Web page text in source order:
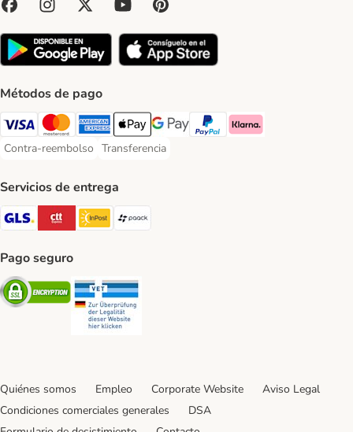
Métodos de pago
Visa Payment Method
Mastercard Payment Method
American Express Payment Method
Apple Pay Payment Method
Google Pay Payment Method
PayPal Payment Method
Klarna Payment Method
Contra-reembolso
Contra-reembolso Payment Method
Transferencia
Transferencia Payment Method
Servicios de entrega
GLS Shipping Method
CTTExpress Shipping Method
InPost Shipping Method
paack Shipping Method
Pago seguro
Security
Quiénes somos Empleo Corporate Website
Aviso Legal
Condiciones comerciales generales
DSA